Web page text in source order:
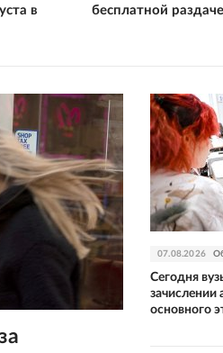
в
бесплатной
07.08.2026
Сегодня
зачислении
основного